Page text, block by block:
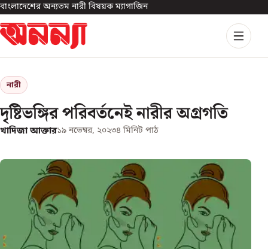
বাংলাদেশের অন্যতম নারী বিষয়ক ম্যাগাজিন
নারী
দৃষ্টিভঙ্গির পরিবর্তনেই নারীর অগ্রগতি
খাদিজা আক্তার১৯ নভেম্বর, ২০২৩৪ মিনিট পাঠ